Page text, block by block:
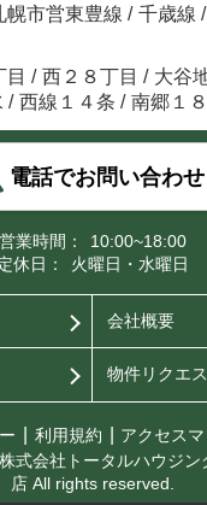
幌市営東豊線 / 千歳線 /
目 / 西２８丁目 / 大谷
/ 西線１４条 / 南郷１
電話でお問い合わせ
営業時間：
10:00~18:00
休日：
火曜日・水曜日
会社概要
物件リクエ
利用規約 アクセス
式会社トータルハウジ
店 All rights reserved.